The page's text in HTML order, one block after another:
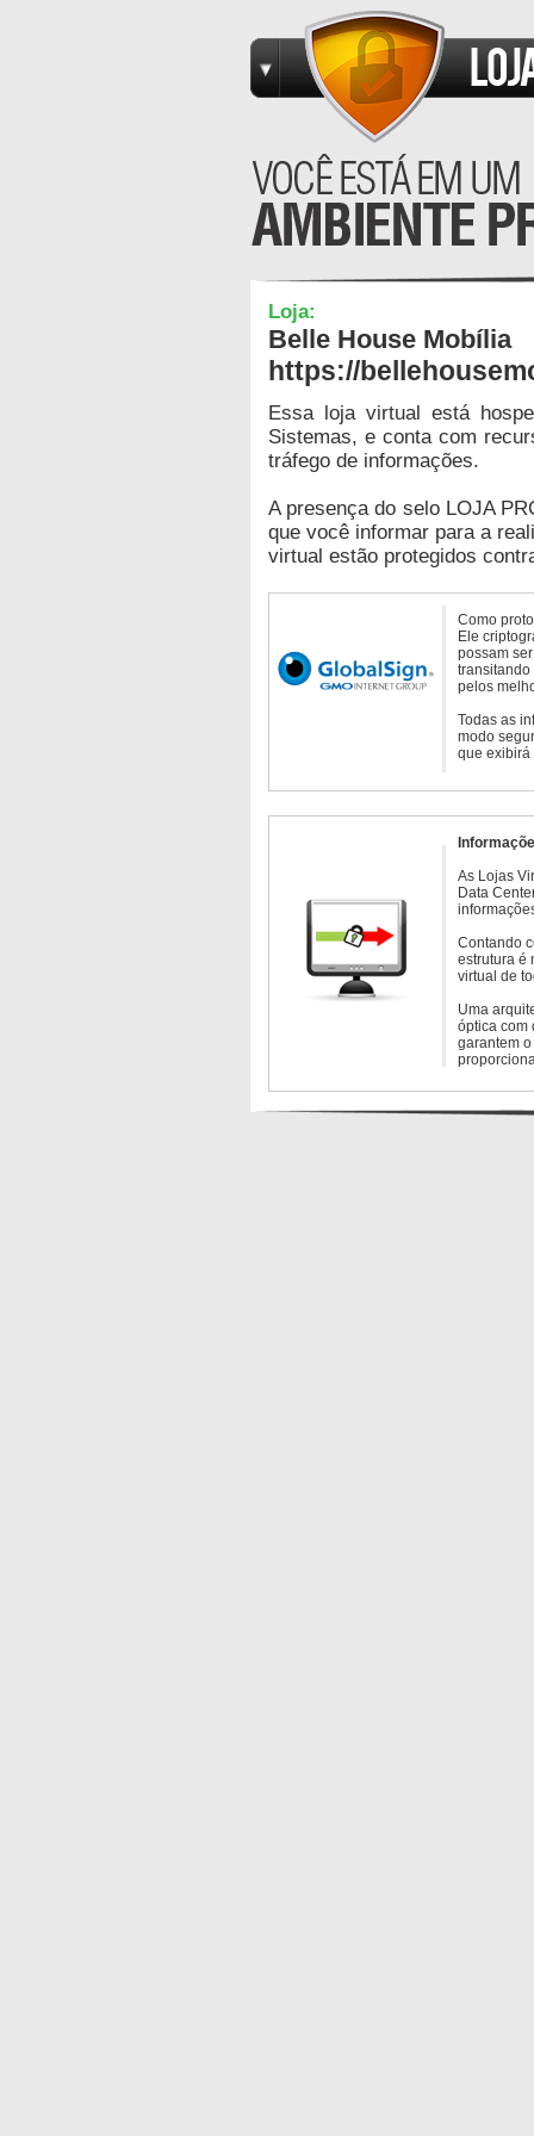
Loja:
Belle House Mobília
https://
Essa loja virtual está
Sistemas, e conta com
tráfego de informações.
A presença do selo LOJA
que você informar para a
virtual estão protegidos
Como
Ele
possam
transitando
pelos
Todas as
modo
que exibirá
As Lojas
Data
Contando
estrutura é
virtual de
Uma
óptica com
garantem